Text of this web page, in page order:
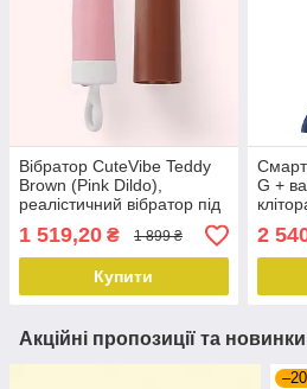
Вібратор CuteVibe Teddy
Brown (Pink Dildo),
реалістичний вібратор під
виглядом морозива
1 519,20 ₴ 1 899 ₴
Купити
G +
Wave
2
Акційні пропозиції та новинки